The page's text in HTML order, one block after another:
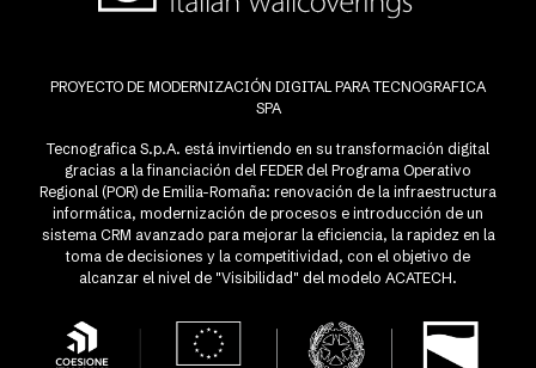
PROYECTO DE MODERNIZACIÓN DIGITAL PARA TECNOGRAFICA
SPA
Tecnografica S.p.A. está invirtiendo en su transformación digital
gracias a la financiación del FEDER del Programa Operativo
Regional (POR) de Emilia-Romaña: renovación de la infraestructura
informática, modernización de procesos e introducción de un
sistema CRM avanzado para mejorar la eficiencia, la rapidez en la
toma de decisiones y la competitividad, con el objetivo de
alcanzar el nivel de "Visibilidad" del modelo ACATECH.